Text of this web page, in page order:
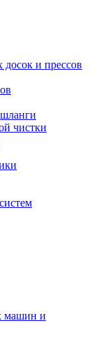
и прессов
чистки
машин и